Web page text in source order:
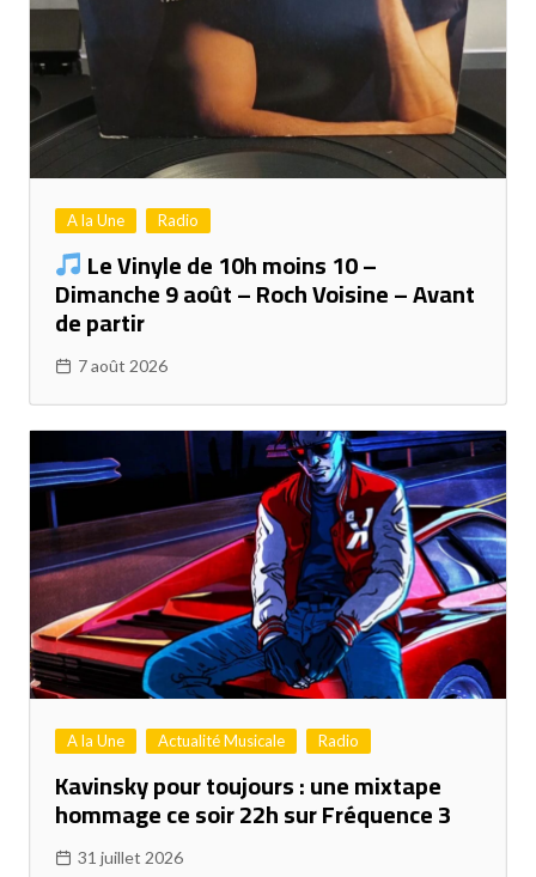
A la Une Radio
Le Vinyle de 10h moins 10 –
Dimanche 9 août – Roch Voisine – Avant
de partir
7 août 2026
A la Une Actualité Musicale Radio
Kavinsky pour toujours : une mixtape
hommage ce soir 22h sur Fréquence 3
31 juillet 2026